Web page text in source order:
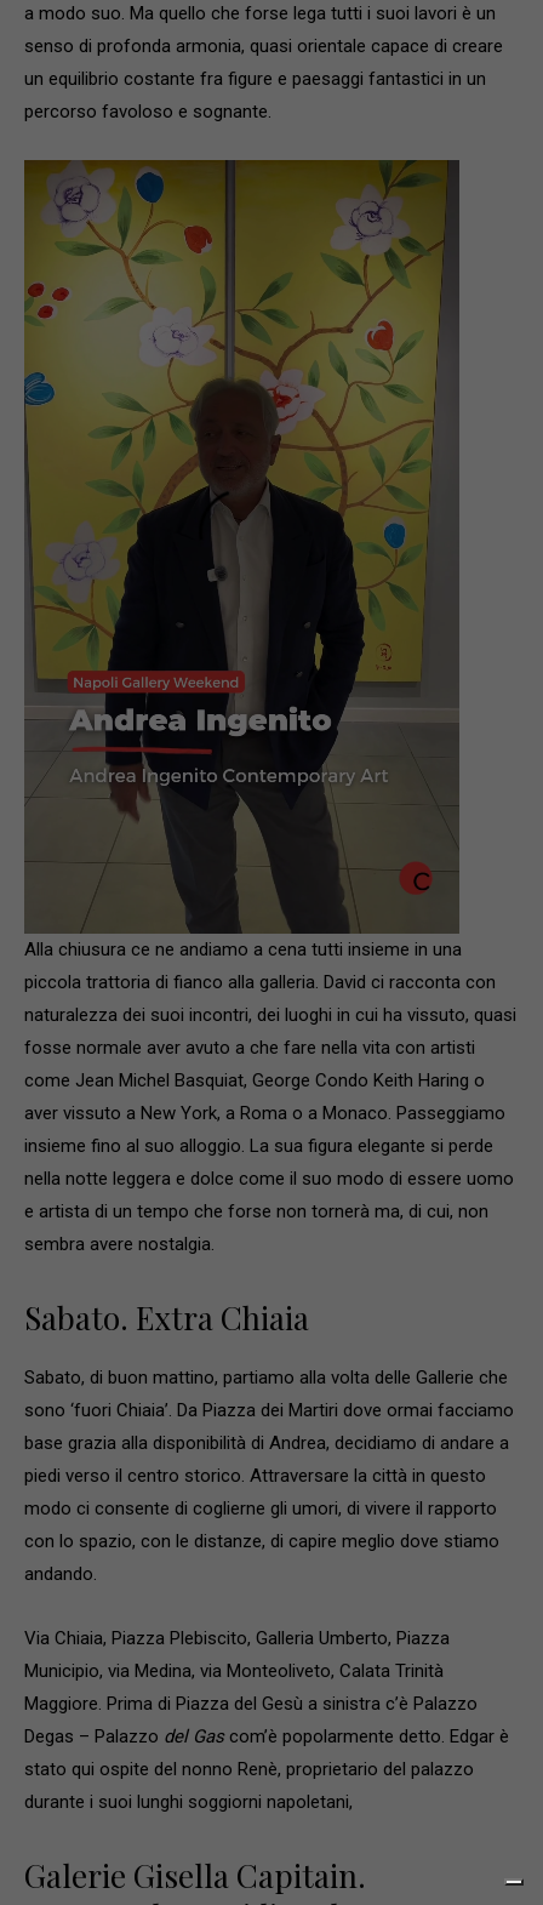
a modo suo. Ma quello che forse lega tutti i suoi lavori è un
senso di profonda armonia, quasi orientale capace di creare
un equilibrio costante fra figure e paesaggi fantastici in un
percorso favoloso e sognante.
Alla chiusura ce ne andiamo a cena tutti insieme in una
piccola trattoria di fianco alla galleria. David ci racconta con
naturalezza dei suoi incontri, dei luoghi in cui ha vissuto, quasi
fosse normale aver avuto a che fare nella vita con artisti
come Jean Michel Basquiat, George Condo Keith Haring o
aver vissuto a New York, a Roma o a Monaco. Passeggiamo
insieme fino al suo alloggio. La sua figura elegante si perde
nella notte leggera e dolce come il suo modo di essere uomo
e artista di un tempo che forse non tornerà ma, di cui, non
sembra avere nostalgia.
Sabato. Extra Chiaia
Sabato, di buon mattino, partiamo alla volta delle Gallerie che
sono ‘fuori Chiaia’. Da Piazza dei Martiri dove ormai facciamo
base grazia alla disponibilità di Andrea, decidiamo di andare a
piedi verso il centro storico. Attraversare la città in questo
modo ci consente di coglierne gli umori, di vivere il rapporto
con lo spazio, con le distanze, di capire meglio dove stiamo
andando.
Via Chiaia, Piazza Plebiscito, Galleria Umberto, Piazza
Municipio, via Medina, via Monteoliveto, Calata Trinità
Maggiore. Prima di Piazza del Gesù a sinistra c’è Palazzo
Degas – Palazzo del Gascom’è popolarmente detto. Edgar è
stato qui ospite del nonno Renè, proprietario del palazzo
durante i suoi lunghi soggiorni napoletani,
Galerie Gisella Capitain.